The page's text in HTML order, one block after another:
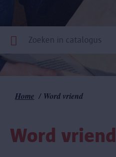
Kruimelpad
Home Word vriend
Word vriend